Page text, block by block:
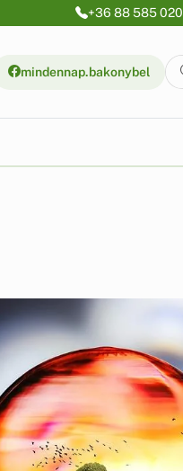
+36 88 585 020
mindennap.bakonybel